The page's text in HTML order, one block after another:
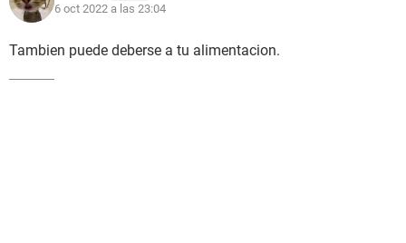
6 oct 2022 a las 23:04
Tambien puede deberse a tu alimentacion.